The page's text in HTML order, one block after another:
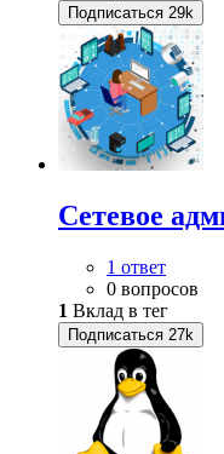
Подписаться 29k
Сетевое
1 ответ
0 вопросов
1 Вклад в тег
Подписаться 27k